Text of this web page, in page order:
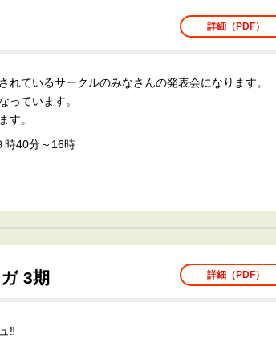
詳細（PDF）
れているサークルのみなさんの発表会になります。
っています。
す。
40分～16時
3期 詳細（PDF）
‼